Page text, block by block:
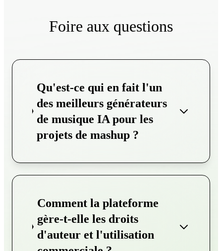
Foire aux questions
Qu'est-ce qui en fait l'un
des meilleurs générateurs
de musique IA pour les
projets de mashup ?
Comment la plateforme
gère-t-elle les droits
d'auteur et l'utilisation